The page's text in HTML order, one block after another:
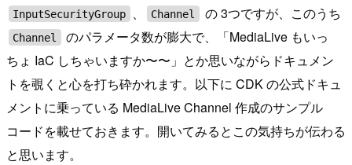
InputSecurityGroup 、 Channel の 3つですが、このうち
Channel
のパラメータ数が膨大で、「MediaLive もいっ
ちょ IaC しちゃいますか〜〜」とか思いながらドキュメン
トを覗くと心を打ち砕かれます。以下に CDK の公式ドキュ
メントに乗っている MediaLive Channel 作成のサンプル
コードを載せておきます。開いてみるとこの気持ちが伝わる
と思います。